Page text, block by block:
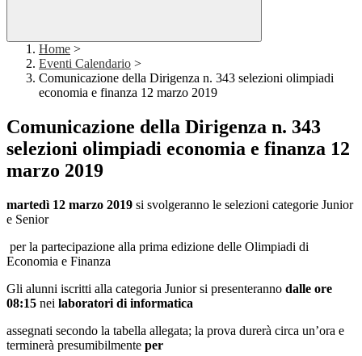
Home >
Eventi Calendario >
Comunicazione della Dirigenza n. 343 selezioni olimpiadi
economia e finanza 12 marzo 2019
Comunicazione della Dirigenza n. 343
selezioni olimpiadi economia e finanza 12
marzo 2019
martedì 12 marzo 2019 si svolgeranno le selezioni categorie Junior
e Senior
per la partecipazione alla prima edizione delle Olimpiadi di
Economia e Finanza
Gli alunni iscritti alla categoria Junior si presenteranno dalle ore
08:15 nei laboratori di informatica
assegnati secondo la tabella allegata; la prova durerà circa un’ora e
terminerà presumibilmente per